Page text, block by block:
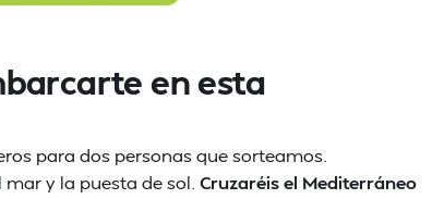
en esta
para dos personas que sorteamos.
y la puesta de sol. Cruzaréis el Mediterráneo